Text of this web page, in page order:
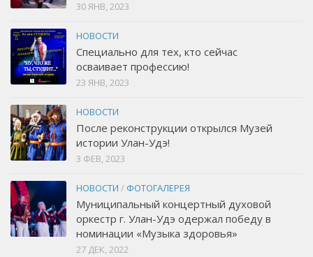
30 ЯНВ, 2023
НОВОСТИ
Специально для тех, кто сейчас
осваивает профессию!
23 ЯНВ, 2023
НОВОСТИ
После реконструкции открылся Музей
истории Улан-Удэ!
3 ФЕВ, 2023
НОВОСТИ / ФОТОГАЛЕРЕЯ
Муниципальный концертный духовой
оркестр г. Улан-Удэ одержал победу в
номинации «Музыка здоровья»
27 ДЕК, 2022